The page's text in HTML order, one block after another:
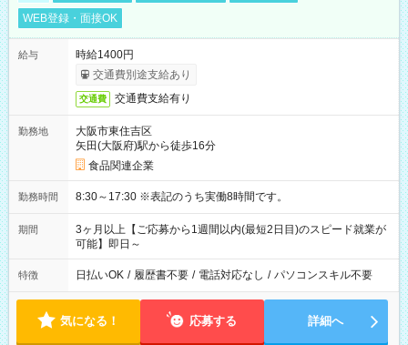
WEB登録・面接OK
給与
時給1400円
交通費別途支給あり
交通費 交通費支給有り
勤務地
大阪市東住吉区
矢田(大阪府)駅から徒歩16分
食品関連企業
勤務時間 8:30～17:30 ※表記のうち実働8時間です。
期間
3ヶ月以上【ご応募から1週間以内(最短2日目)のスピード就業が
可能】即日～
特徴 日払いOK / 履歴書不要 / 電話対応なし / パソコンスキル不要
気になる！ 応募する 詳細へ